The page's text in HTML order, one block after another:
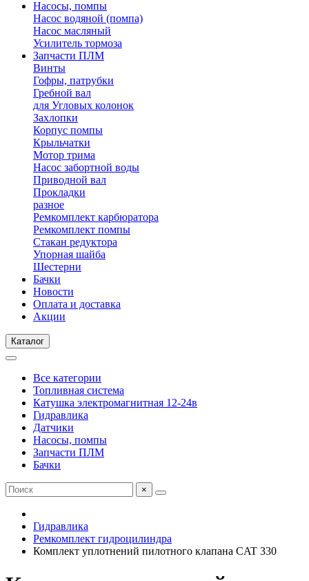
Насосы, помпы
Насос водяной (помпа)
Насос масляный
Усилитель тормоза
Запчасти ПЛМ
Винты
Гофры, патрубки
Гребной вал
для Угловых колонок
Захлопки
Корпус помпы
Крыльчатки
Мотор трима
Насос забортной воды
Приводной вал
Прокладки
разное
Ремкомплект карбюратора
Ремкомплект помпы
Стакан редуктора
Упорная шайба
Шестерни
Бачки
Новости
Оплата и доставка
Акции
Каталог
Все категории
Топливная система
Катушка электромагнитная 12-24в
Гидравлика
Датчики
Насосы, помпы
Запчасти ПЛМ
Бачки
×
Гидравлика
Ремкомплект гидроцилиндра
Комплект уплотнений пилотного клапана CAT 330